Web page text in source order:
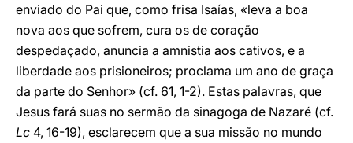
enviado do Pai que, como frisa Isaías, «leva a boa
nova aos que sofrem, cura os de coração
despedaçado, anuncia a amnistia aos cativos, e a
liberdade aos prisioneiros; proclama um ano de graça
da parte do Senhor» (cf. 61, 1-2). Estas palavras, que
Jesus fará suas no sermão da sinagoga de Nazaré (cf.
Lc 4, 16-19), esclarecem que a sua missão no mundo